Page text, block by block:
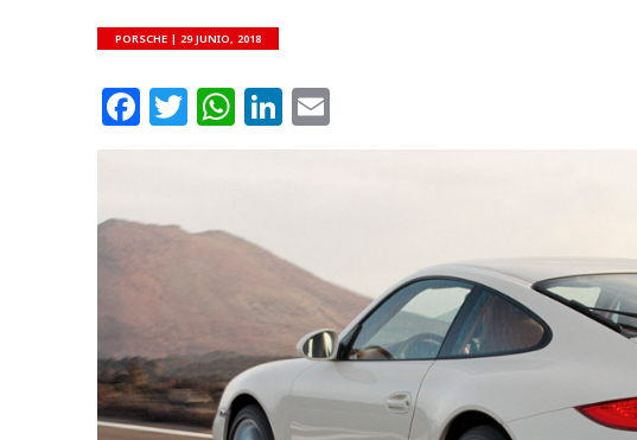
PORSCHE |29 JUNIO, 2018
Facebook
Twitter
WhatsApp
LinkedIn